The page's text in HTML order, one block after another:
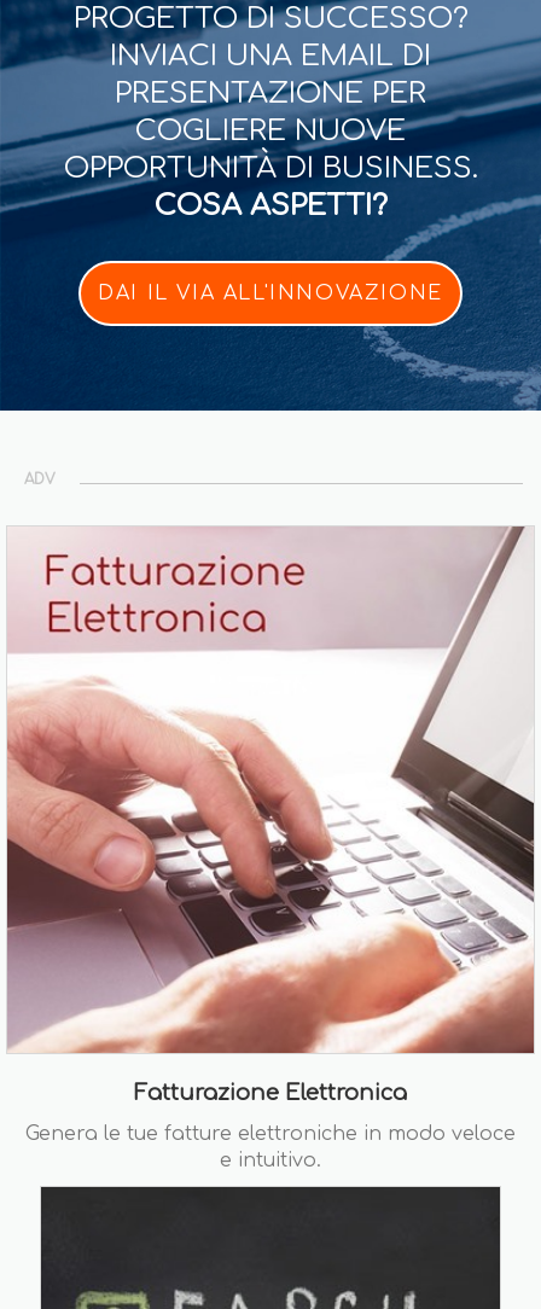
PROGETTO DI SUCCESSO?
INVIACI UNA EMAIL DI
PRESENTAZIONE PER
COGLIERE NUOVE
OPPORTUNITÀ DI BUSINESS.
COSA ASPETTI?
DAI IL VIA ALL'INNOVAZIONE
ADV
Fatturazione Elettronica
Genera le tue fatture elettroniche in modo veloce
e intuitivo.